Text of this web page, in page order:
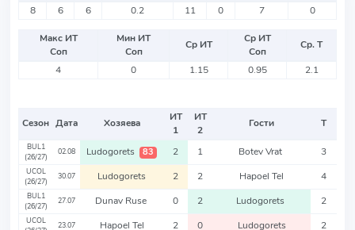
8
6 6 0.2 11 0 7 0
Макс ИТ
Соп
Мин ИТ
Соп
Ср ИТ
Ср ИТ
Соп
Ср. Т
4
0 1.15 0.95 2.1
Сезон Дата Хозяева
ИТ
1
ИТ
2
Гости Т
BUL1
(26/27)
02.08 Ludogorets 83 2 1 Botev Vrat 3
UCOL
(26/27)
30.07 Ludogorets 2 2 Hapoel Tel 4
BUL1
(26/27)
27.07 Dunav Ruse 0 2 Ludogorets 2
UCOL
23.07 Hapoel Tel 2 0 Ludogorets 2